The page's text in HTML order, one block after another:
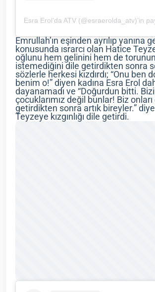
Emrullah’ın eşinden ayrılıp yanına
konusunda ısrarcı olan Hatice
oğlunu hem gelinini hem de
istemediğini dile getirdikten sonra
sözlerle herkesi kızdırdı; “Onu ben
benim o!” diyen kadına Esra Erol
dayanamadı ve “Doğurdun bitti.
çocuklarımız değil bunlar! Biz
getirdikten sonra artık bireyler.”
Teyzeye kızgınlığı dile getirdi.